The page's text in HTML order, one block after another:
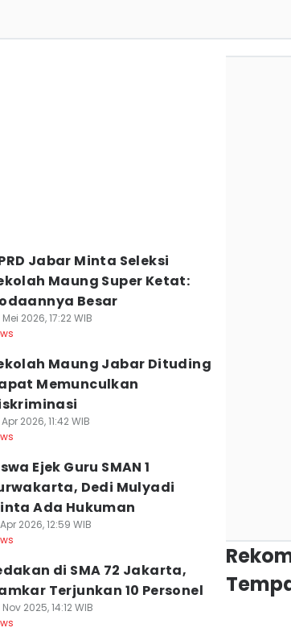
Jabar Minta Seleksi
Maung Super Ketat:
Besar
2026, 17:22 WIB
Maung Jabar Dituding
Memunculkan
2026, 11:42 WIB
Ejek Guru SMAN 1
Dedi Mulyadi
Ada Hukuman
2026, 12:59 WIB
di SMA 72 Jakarta,
Terjunkan 10 Personel
2025, 14:12 WIB